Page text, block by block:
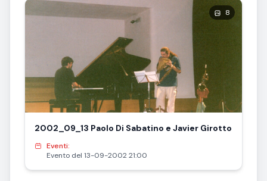
8
2002_09_13 Paolo Di Sabatino e Javier Girotto
Eventi:
Evento del 13-09-2002 21:00